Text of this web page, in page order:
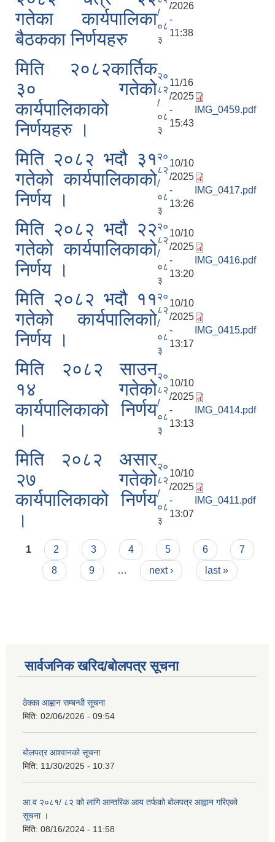
गतेका कार्यपालिका
बैठकका निर्णयहरु
/
०८
३
/2026
-
11:38
मिति २०८२कार्तिक
३० गतेको
कार्यपालिकाको
निर्णयहरु ।
२०
८२
/
०८
३
11/16
/2025
-
15:43
IMG_0459.pdf
मिति २०८२ भदौ ३१
गतेको कार्यपालिकाको
निर्णय ।
२०
८२
/
०८
३
10/10
/2025
-
13:26
IMG_0417.pdf
मिति २०८२ भदौ २२
गतेको कार्यपालिकाको
निर्णय ।
२०
८२
/
०८
३
10/10
/2025
-
13:20
IMG_0416.pdf
मिति २०८२ भदौ ११
गतेको कार्यपालिकाो
निर्णय ।
२०
८२
/
०८
३
10/10
/2025
-
13:17
IMG_0415.pdf
मिति २०८२ साउन
१४ गतेको
कार्यपालिकाको निर्णय
।
२०
८२
/
०८
३
10/10
/2025
-
13:13
IMG_0414.pdf
मिति २०८२ असार
२७ गतेको
कार्यपालिकाको निर्णय
।
२०
८२
/
०८
३
10/10
/2025
-
13:07
IMG_0411.pdf
Pages
1 2 3 4 5 6
7
8
9 … next › last »
सार्वजनिक खरिद/बोलपत्र सूचना
ठेक्का आह्वान सम्बन्धी सूचना
मिति: 02/06/2026 - 09:54
बोलपत्र आश्वानको सूचना
मिति: 11/30/2025 - 10:37
आ.व २०८१/ ८२ को लागि आन्तरिक आय तर्फको बोलपत्र आह्वान गरिएको
सूचना ।
मिति: 08/16/2024 - 11:58